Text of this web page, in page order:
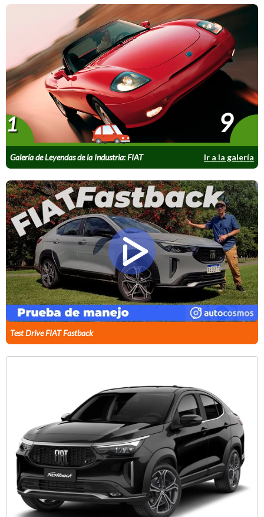
Galería de Leyendas de la Industria: FIAT
Barchetta
Ir a la galería
1 9
Test Drive FIAT Fastback